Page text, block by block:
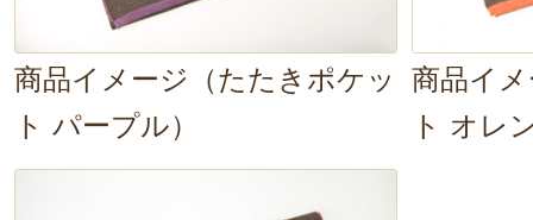
商品イメージ（たたきポケッ
ト パープル）
商品イ
ト オレ